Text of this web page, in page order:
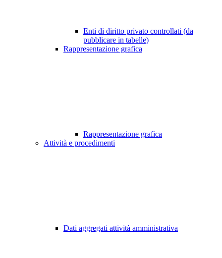
Enti di diritto privato controllati (da
pubblicare in tabelle)
Rappresentazione grafica
Rappresentazione grafica
Attività e procedimenti
Dati aggregati attività amministrativa